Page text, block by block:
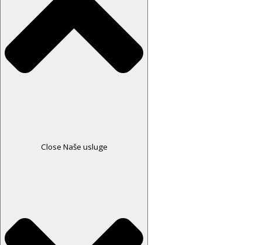
Close Naše usluge